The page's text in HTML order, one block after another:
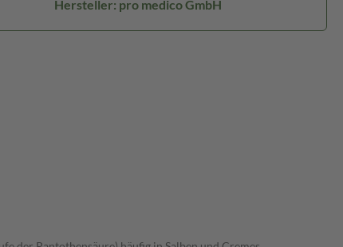
Hersteller: pro medico GmbH